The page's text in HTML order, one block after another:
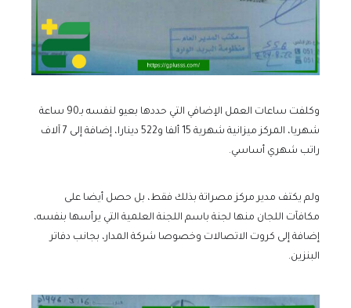
وكلفت ساعات العمل الإضافي التي حددها بعيو لنفسه بـ90 ساعة
شهريا، المركز ميزانية شهرية 15 ألفا و522 دينارا، إضافة إلى 7 آلاف
راتب شهري أساسي.
ولم يكتف مدير مركز مصراتة بذلك فقط، بل حصل أيضا على
مكافآت اللجان منها لجنة باسم اللجنة العلمية التي يرأسها بنفسه،
إضافة إلى كروت الاتصالات وخصوصا شركة المدار، بجانب دفاتر
البنزين.